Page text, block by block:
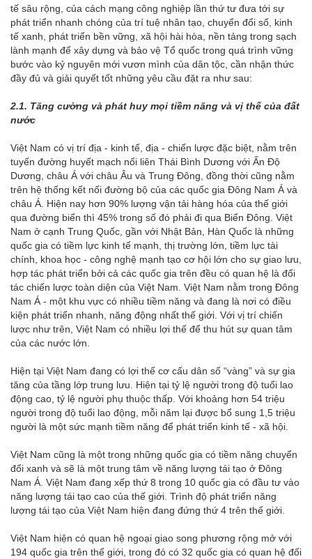
tế sâu rộng, của cách mạng công nghiệp lần thứ tư đưa tới sự
phát triển nhanh chóng của trí tuệ nhân tạo, chuyển đổi số, kinh
tế xanh, phát triển bền vững, xã hội hài hòa, nền tảng trong sạch
lành mạnh để xây dựng và bảo vệ Tổ quốc trong quá trình vững
bước vào kỷ nguyên mới vươn mình của dân tộc, cần nhận thức
đầy đủ và giải quyết tốt những yêu cầu đặt ra như sau:
2.1. Tăng cường và phát huy mọi tiềm năng và vị thế của đất
nước
Việt Nam có vị trí địa - kinh tế, địa - chiến lược đặc biệt, nằm trên
tuyến đường huyết mạch nối liên Thái Bình Dương với Ấn Độ
Dương, châu Á với châu Âu và Trung Đông, đồng thời cũng nằm
trên hệ thống kết nối đường bộ của các quốc gia Đông Nam Á và
châu Á. Hiện nay hơn 90% lượng vận tải hàng hóa của thế giới
qua đường biển thì 45% trong số đó phải đi qua Biển Đông. Việt
Nam ở cạnh Trung Quốc, gần với Nhật Bản, Hàn Quốc là những
quốc gia có tiềm lực kinh tế mạnh, thị trường lớn, tiềm lực tài
chính, khoa học - công nghệ mạnh tạo cơ hội lớn cho sự giao lưu,
hợp tác phát triển bởi cả các quốc gia trên đều có quan hệ là đối
tác chiến lược toàn diện của Việt Nam. Việt Nam nằm trong Đông
Nam Á - một khu vực có nhiều tiềm năng và đang là nơi có điều
kiện phát triển nhanh, năng động nhất thế giới. Với vị trí chiến
lược như trên, Việt Nam có nhiều lợi thế để thu hút sự quan tâm
của các nước lớn.
Hiện tại Việt Nam đang có lợi thế cơ cấu dân số “vàng” và sự gia
tăng của tầng lớp trung lưu. Hiện tại tỷ lệ người trong độ tuổi lao
động cao, tỷ lệ người phụ thuộc thấp. Với khoảng hơn 54 triệu
người trong độ tuổi lao động, mỗi năm lại được bổ sung 1,5 triệu
người là một sức mạnh tiềm năng để phát triển kinh tế - xã hội.
Việt Nam cũng là một trong những quốc gia có tiềm năng chuyển
đổi xanh và sẽ là một trung tâm về năng lượng tái tạo ở Đông
Nam Á. Việt Nam đang xếp thứ 8 trong 10 quốc gia có đầu tư vào
năng lượng tái tạo cao của thế giới. Trình độ phát triển năng
lượng tái tạo của Việt Nam hiện đang đứng thứ 4 trên thế giới.
Việt Nam hiện có quan hệ ngoại giao song phương rộng mở với
194 quốc gia trên thế giới, trong đó có 32 quốc gia có quan hệ đối